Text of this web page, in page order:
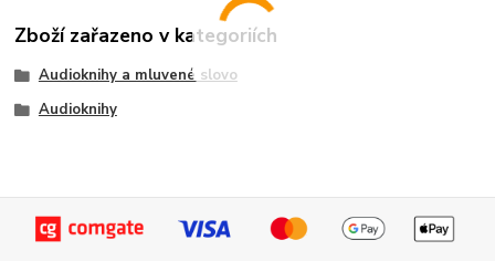
Zboží zařazeno v kategoriích
Audioknihy a mluvené slovo
Audioknihy